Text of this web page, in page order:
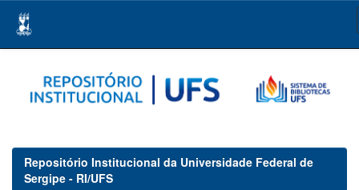
navigation
Repositório Institucional da Universidade Federal de
Sergipe - RI/UFS